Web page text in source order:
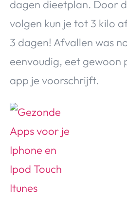
dagen dieetplan. Door
volgen kun je tot 3 kilo
3 dagen! Afvallen was
eenvoudig, eet gewoon
app je voorschrijft.